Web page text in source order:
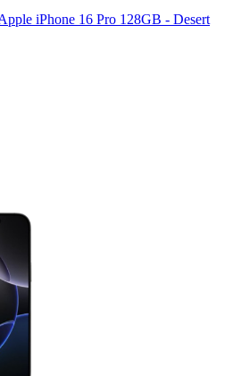
iPhone 16 Pro 128GB - Desert